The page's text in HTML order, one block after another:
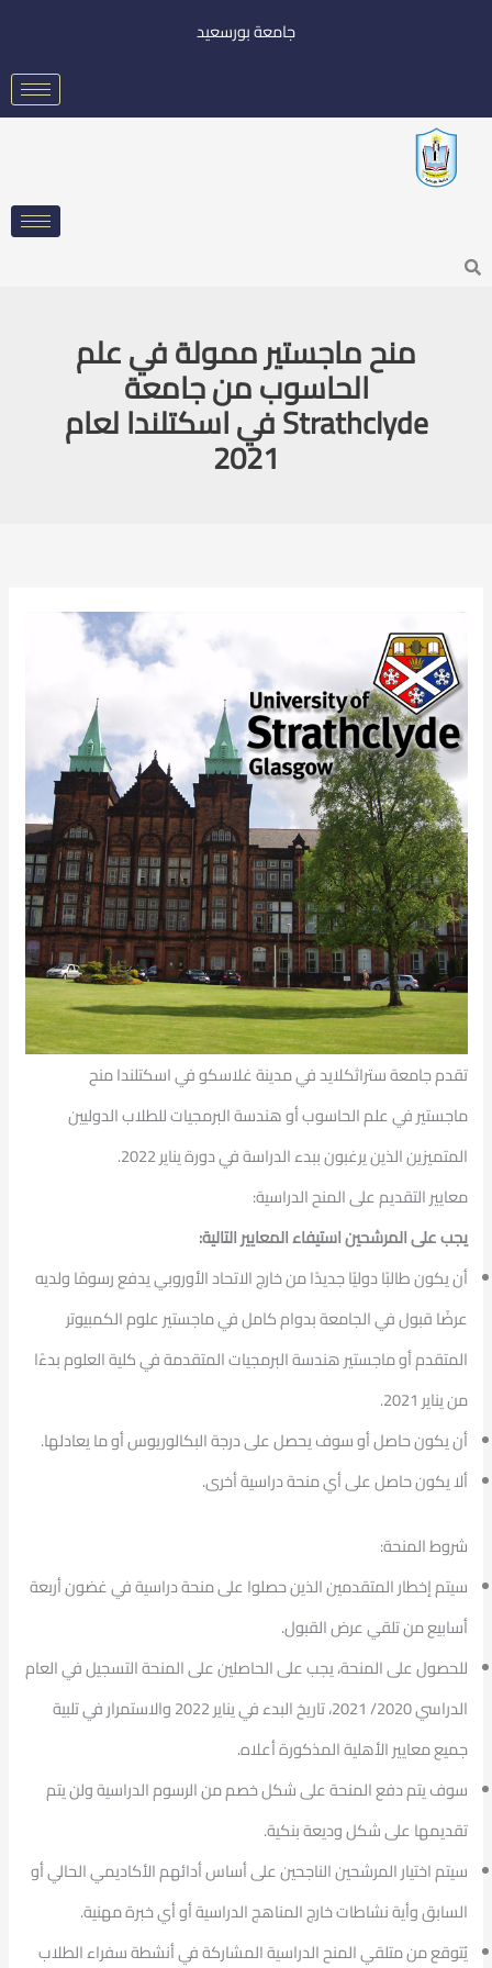
جامعة بورسعيد
Search
منح ماجستير ممولة في علم
الحاسوب من جامعة
Strathclyde في اسكتلندا لعام
2021
تقدم جامعة ستراثكلايد في مدينة غلاسكو في اسكتلندا منح
ماجستير في علم الحاسوب أو هندسة البرمجيات للطلاب الدوليين
المتميزين الذين يرغبون ببدء الدراسة في دورة يناير 2022.
معايير التقديم على المنح الدراسية:
يجب على المرشحين استيفاء المعايير التالية:
أن يكون طالبًا دوليًا جديدًا من خارج الاتحاد الأوروبي يدفع رسومًا ولديه
عرضًا قبول في الجامعة بدوام كامل في ماجستير علوم الكمبيوتر
المتقدم أو ماجستير هندسة البرمجيات المتقدمة في كلية العلوم بدءًا
من يناير 2021.
أن يكون حاصل أو سوف يحصل على درجة البكالوريوس أو ما يعادلها.
ألا يكون حاصل على أي منحة دراسية أخرى.
شروط المنحة:
سيتم إخطار المتقدمين الذين حصلوا على منحة دراسية في غضون أربعة
أسابيع من تلقي عرض القبول.
للحصول على المنحة، يجب على الحاصلين على المنحة التسجيل في العام
الدراسي 2020/ 2021، تاريخ البدء في يناير 2022 والاستمرار في تلبية
جميع معايير الأهلية المذكورة أعلاه.
سوف يتم دفع المنحة على شكل خصم من الرسوم الدراسية ولن يتم
تقديمها على شكل وديعة بنكية.
سيتم اختيار المرشحين الناجحين على أساس أدائهم الأكاديمي الحالي أو
السابق وأية نشاطات خارج المناهج الدراسية أو أي خبرة مهنية.
يُتوقع من متلقي المنح الدراسية المشاركة في أنشطة سفراء الطلاب